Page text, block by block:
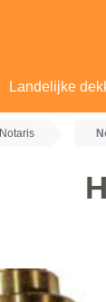
Landelijke
Notaris